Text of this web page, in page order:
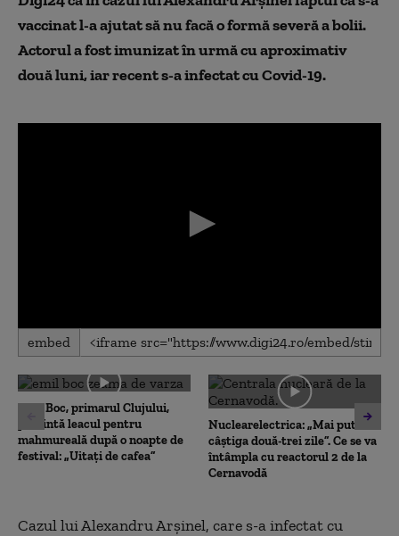
vaccinat l-a ajutat să nu facă o formă severă a bolii.
Actorul a fost imunizat în urmă cu aproximativ
două luni, iar recent s-a infectat cu Covid-19.
0
seconds
0
seconds
embed
Emil Boc, primarul Clujului,
prezintă leacul pentru
mahmureală după o noapte de
festival: „Uitați de cafea”
Nuclearelectrica: „Mai putem
câștiga două-trei zile”. Ce se va
întâmpla cu reactorul 2 de la
Cernavodă
Cazul lui Alexandru Arșinel, care s-a infectat cu